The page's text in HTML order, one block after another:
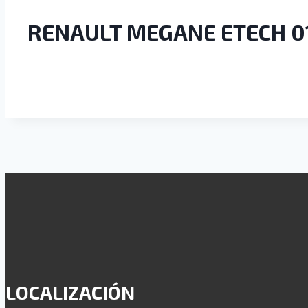
RENAULT MEGANE ETECH
LOCALIZACIÓN